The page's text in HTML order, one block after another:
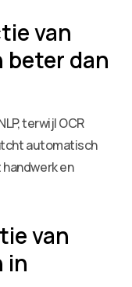
van
dan
terwijl OCR
automatisch
en
van
in